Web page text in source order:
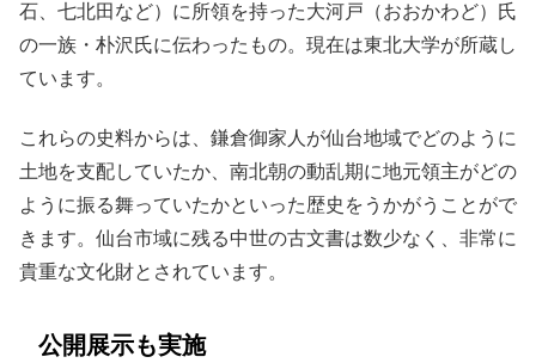
石、七北田など）に所領を持った大河戸（おおかわど）氏
の一族・朴沢氏に伝わったもの。現在は東北大学が所蔵し
ています。
これらの史料からは、鎌倉御家人が仙台地域でどのように
土地を支配していたか、南北朝の動乱期に地元領主がどの
ように振る舞っていたかといった歴史をうかがうことがで
きます。仙台市域に残る中世の古文書は数少なく、非常に
貴重な文化財とされています。
公開展示も実施